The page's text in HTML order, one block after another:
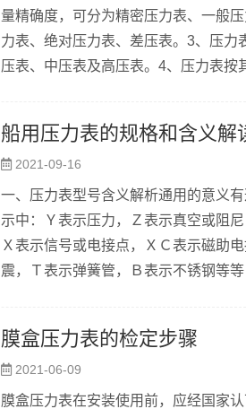
量精确度，可分为精密压力表、一般
力表、绝对压力表、差压表。3、压
压表、中压表及高压表。4、压力表
弹性敏感元件齿轮传动机构指针外壳
表内机械转换机构将压力变形传导至
船用压力表的规格和含义解
2021-09-16
一、压力表型号含义解析通用的意义
示中：Ｙ表示压力，Ｚ表示真空或阻
Ｘ表示信号或电接点，ＸＣ表示磁助
震，Ｔ表示弹簧管，Ｂ表示不锈钢等
力需要精密控制和调整的分析仪器、
膜盒压力表的检定步骤
2021-06-09
膜盒压力表在安装使用前，应经国家